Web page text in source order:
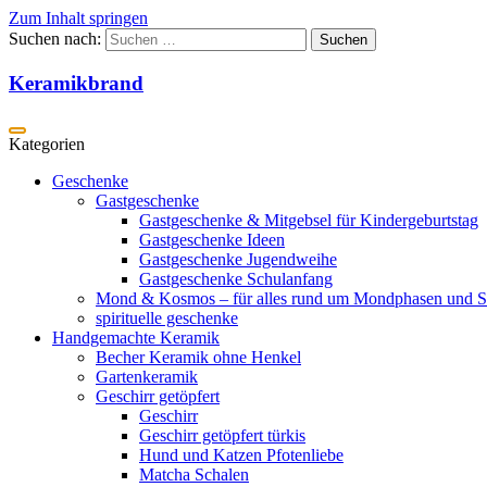
Zum Inhalt springen
Suchen nach:
Keramikbrand
Geschenke
Gastgeschenke
Gastgeschenke & Mitgebsel für Kindergeburtstag
Gastgeschenke Ideen
Gastgeschenke Jugendweihe
Gastgeschenke Schulanfang
Mond & Kosmos – für alles rund um Mondphasen und
spirituelle geschenke
Handgemachte Keramik
Becher Keramik ohne Henkel
Gartenkeramik
Geschirr getöpfert
Geschirr
Geschirr getöpfert türkis
Hund und Katzen Pfotenliebe
Matcha Schalen